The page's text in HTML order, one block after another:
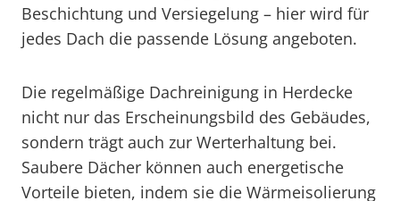
Beschichtung und Versiegelung – hier wird für
jedes Dach die passende Lösung angeboten.
Die regelmäßige Dachreinigung in Herdecke
nicht nur das Erscheinungsbild des Gebäudes,
sondern trägt auch zur Werterhaltung bei.
Saubere Dächer können auch energetische
Vorteile bieten, indem sie die Wärmeisolierung